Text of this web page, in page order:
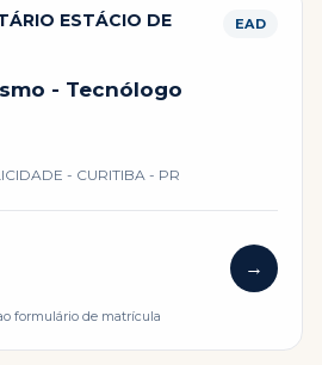
ESTÁCIO DE
EAD
- Tecnólogo
- CURITIBA - PR
→
formulário de matrícula